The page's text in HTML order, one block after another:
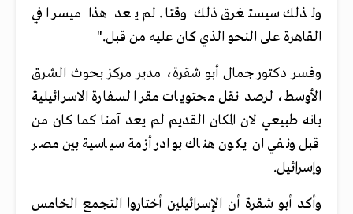
ولذلك سيستغرق ذلك وقتا. لم يعد هذا ميسرا في
القاهرة على النحو الذي كان عليه من قبل."
وفسر دكتور جمال أبو شقرة، مدير مركز بحوث الشرق
الأوسط، لرصد نقل محتويات مقر السفارة الاسرائيلية
بانه طبيعي لان المكان القديم لم يعد آمنا كما كان من
قبل ونفي ان يكون هناك بوادر أزمة سياسية بين مصر
وإسرائيل.
وأكد أبو شقرة أن الإسرائيلين أختاروا التجمع الخامس